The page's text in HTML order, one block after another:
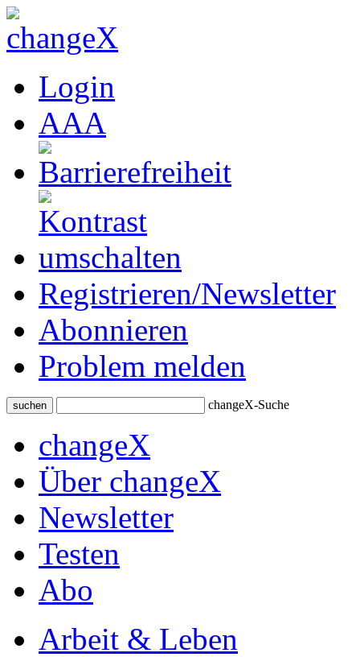
Login
AAA
Registrieren/Newsletter
Abonnieren
Problem melden
suchen changeX-Suche
changeX
Über changeX
Newsletter
Testen
Abo
Arbeit & Leben